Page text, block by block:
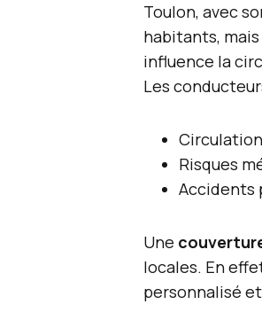
Toulon, avec
habitants,
influence la
Les
Risques
Accidents
Une
locales. En
personnalisé